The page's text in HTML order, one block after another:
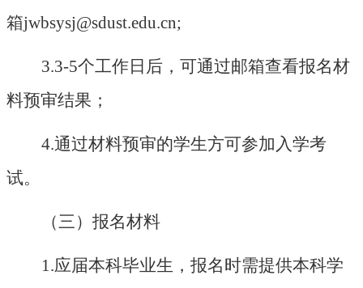
箱jwbsysj@sdust.edu.cn;
3.3-5个工作日后，可通过邮箱查看报名材
料预审结果；
4.通过材料预审的学生方可参加入学考
试。
（三）报名材料
1.应届本科毕业生，报名时需提供本科学